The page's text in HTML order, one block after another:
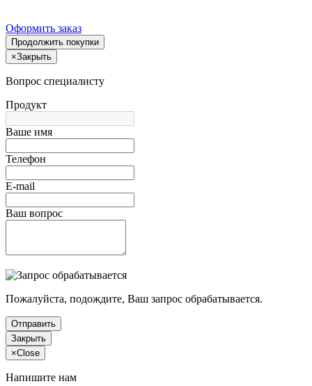
Оформить заказ
Продолжить покупки
×Закрыть
Вопрос специалисту
Продукт
Ваше имя
Телефон
E-mail
Ваш вопрос
Пожалуйста, подождите, Ваш запрос обрабатывается.
Отправить
Закрыть
×Close
Напишите нам